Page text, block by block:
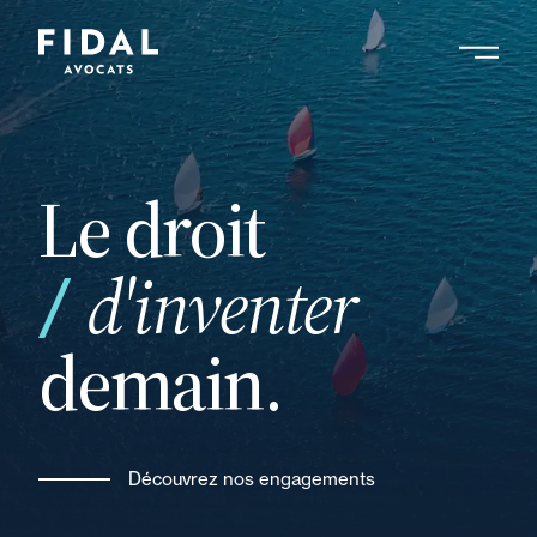
Aller
au
contenu
principalRechercher un mot clé, un professionnel ....
Le droit
d'inventer
demain.
Découvrez nos engagements
vos